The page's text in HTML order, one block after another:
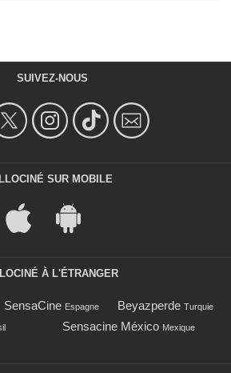
SUIVEZ-NOUS
SUR MOBILE
À L'ÉTRANGER
SensaCine Espagne Beyazperde Turquie
Sensacine México Mexique